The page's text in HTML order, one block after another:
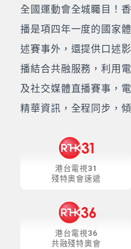
全國運動會全城矚目！
播是項四年一度的國家
述賽事外，還提供口述
播結合共融服務，利用
及社交媒體直播賽事，
精華資訊，全程同步，
港台電視31
殘特奧會速遞
港台電視36
共融殘特奧會